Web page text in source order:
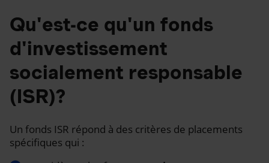
Qu'est-ce qu'un fonds
d'investissement
socialement responsable
(ISR)?
Un fonds ISR répond à des critères de placements
spécifiques qui :